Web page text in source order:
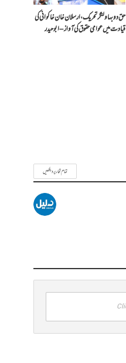
حق دو بہاولنگر تحریک، ارسلان خان خاکوانی کی
قیادت میں عوامی حقوق کی آواز – ابو حیدر
تمام تحاریر دیکھیں